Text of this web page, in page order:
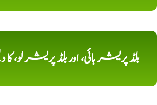
بلڈ پریشر ہائی، اور بلڈ پریشر لو،